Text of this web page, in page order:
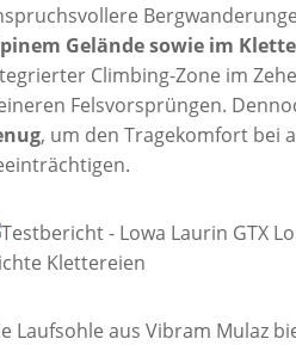
Gelände sowie im
Climbing-Zone im
Felsvorsprüngen.
, um den Tragekomfort bei
Laufsohle aus Vibram Mulaz